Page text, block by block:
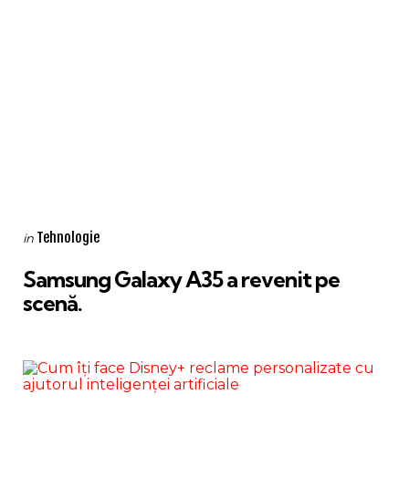
Categories
Posted
in Tehnologie
Samsung Galaxy A35 a revenit pe
scenă.